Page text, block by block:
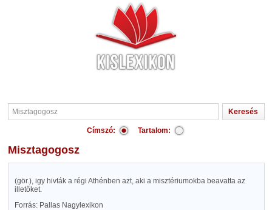
Címszó: Tartalom:
Misztagogosz
(gör.), igy hivták a régi Athénben azt, aki a misztériumokba beavatta az
illetőket.
Forrás: Pallas Nagylexikon